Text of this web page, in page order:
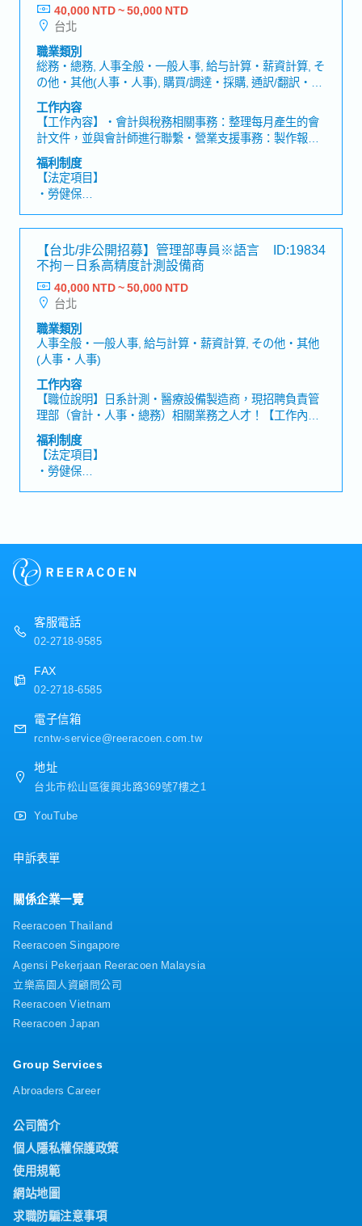
【公司福利】
・三節獎金
・獎金：依公司業績及個人表現
・勞保費補助
・優於勞基法之有薪假
・不定期國內外員工旅遊或旅遊津貼
・團保及企業年金（全額公司補助）
・員工教育訓練
・相關專業證照加給
・不定時聚餐
・遠端居家上班
・彈性上下班
40,000 NTD ~ 50,000 NTD
台北
職業類別
総務・總務, 人事全般・一般人事, 給与計算・薪資計算, そ
の他・其他(人事・人事), 購買/調達・採購, 通訳/翻訳・口
譯/翻譯, セールスコーディネーター/事務/受付・業務/內
勤/窗口
工作内容
【工作內容】・會計與稅務相關事務：整理每月產生的會
計文件，並與會計師進行聯繫・營業支援事務：製作報價
單與發票・人事／勞務管理：薪資計算，以及勞工保險、
健康保險等相關手續業務・總務／物品管理：公司內部物
品管理與整理，作為事務局進行整體管理業務・現場口譯
業務：在工程師不會說日語時，前往客戶現場提供口譯服
務※需不定期於台灣國內出差（部分情況可能需過夜住
宿）【魅力】・可以充分發揮過往的經驗・透過隨同翻譯
出差，能進一步提升自身的日語能力
福利制度
【法定項目】
・勞健保
・各種休假（特別休假、婚假、喪假、生理假、產檢假、
陪產假、產假、育嬰假）
・退休金
【公司福利】
・獎金：2個月（依業績而異）
【台北/非公開招募】管理部專員※語言
不拘－日系高精度計測設備商
ID:19834
40,000 NTD ~ 50,000 NTD
台北
職業類別
人事全般・一般人事, 給与計算・薪資計算, その他・其他
(人事・人事)
工作内容
【職位說明】日系計測・醫療設備製造商，現招聘負責管
理部（會計・人事・總務）相關業務之人才！【工作內
容】・導入及支援新ERP系統（ODOO）之運用・與會計
師事務所進行溝通及相關聯繫作業・製作月度／年度會計
資料，管理財務相關數據・確認發票／費用相關文件並進
行會計處理・管理、更新員工資料及人事相關文件・負責
員工到離職手續、出勤管理等人事作業・辦公室管理、物
40％【職位的魅力】・可累積管理部門多元化的工作經
驗・可於穩定的日系企業環境中工作・小型組織架構下，
可接觸並累積廣泛的業務經驗
福利制度
【法定項目】
・勞健保
【公司福利】
獎金：過去實績為2個月（視業績可能有所變動）
客服電話
02-2718-9585
FAX
02-2718-6585
電子信箱
rcntw-service@reeracoen.com.tw
地址
台北市松山區復興北路369號7樓之1
YouTube
申訴表單
關係企業一覽
Reeracoen Thailand
Reeracoen Singapore
Agensi Pekerjaan Reeracoen Malaysia
立樂高園人資顧問公司
Reeracoen Vietnam
Reeracoen Japan
Group Services
Abroaders Career
公司簡介
個人隱私權保護政策
使用規範
網站地圖
求職防騙注意事項